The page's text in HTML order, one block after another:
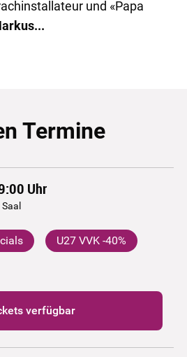
und «Papa
Termine
Uhr
U27 VVK -40%
verfügbar